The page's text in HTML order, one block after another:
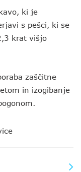
ki je
s pešci, ki se
krat višjo
zaščitne
in izogibanje